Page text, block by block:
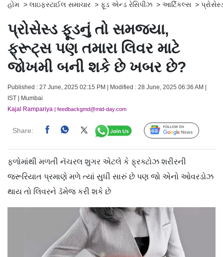
હોમ > લાઇફસ્ટાઈલ સમાચાર > ફૂડ એન્ડ રેસિપીઝ > આર્ટિકલ્સ >
પ્રોસેસ્ડ ફૂડનું તો સમજ્યા,
ફ્રૂટ્સ પણ તમારા લિવર માટે
જોખમી બની શકે છે ખબર છે?
Published : 27 June, 2025 02:15 PM | Modified : 28 June, 2025 06:36 AM |
IST | Mumbai
Kajal Rampariya | feedbackgmd@mid-day.com
Share: Follow Us
ફળોમાંથી મળતી નૅચરલ શુગર એટલે કે ફ્રક્ટોઝ શરીરની
જરૂરિયાત પ્રમાણે મળે ત્યાં સુધી સારું છે પણ જો એનો ઓવરડોઝ
થાય તો લિવરને ડૅમેજ કરી શકે છે